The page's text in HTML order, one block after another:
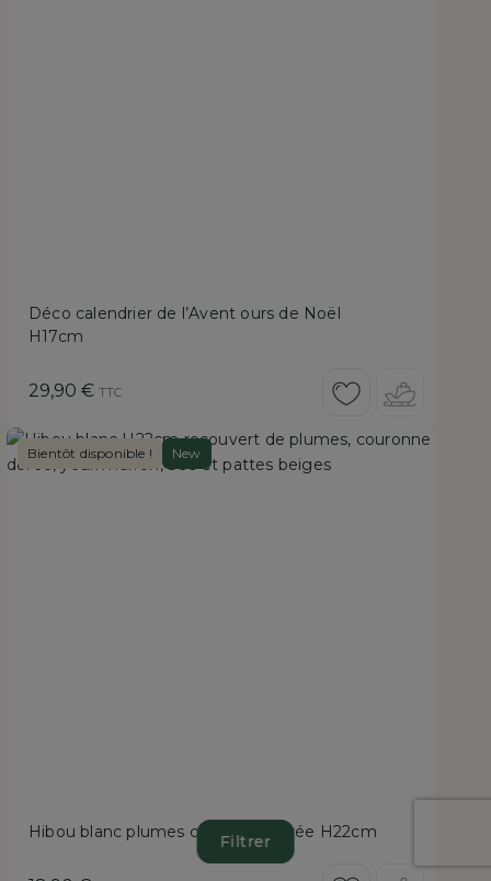
Filtrer
Déco calendrier de l’Avent ours de Noël
H17cm
Prix
29,90 € TTC
Bientôt disponible ! New
Hibou blanc plumes couronne dorée H22cm